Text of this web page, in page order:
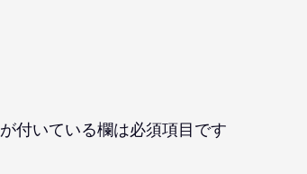
が付いている欄は必須項目です